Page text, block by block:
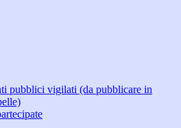
pubblici vigilati (da pubblicare in